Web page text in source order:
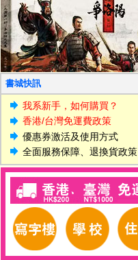
書城快訊
我系新手，如何購買？
香港/台灣免運費政策
優惠券激活及使用方式
全面服務保障、退換貨政策